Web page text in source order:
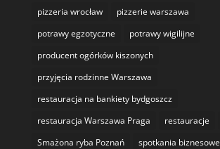
pizzeria wrocław
pizzerie warszawa
potrawy egzotyczne
potrawy wigilijne
producent ogórków kiszonych
przyjęcia rodzinne Warszawa
restauracja na bankiety bydgoszcz
restauracja Warszawa Praga
restauracje
Smażona ryba Poznań
spotkania biznesowe